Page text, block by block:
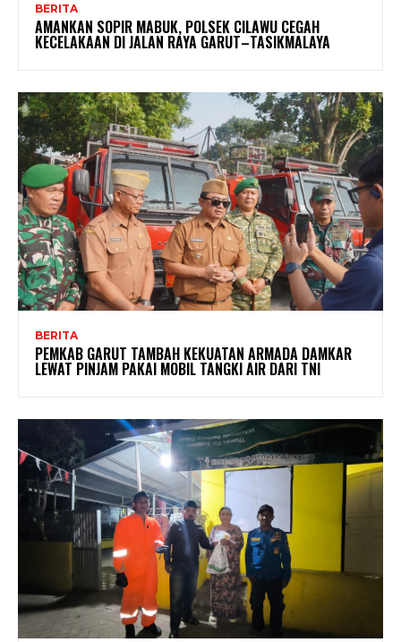
BERITA
AMANKAN SOPIR MABUK, POLSEK CILAWU CEGAH
KECELAKAAN DI JALAN RAYA GARUT–TASIKMALAYA
BERITA
PEMKAB GARUT TAMBAH KEKUATAN ARMADA DAMKAR
LEWAT PINJAM PAKAI MOBIL TANGKI AIR DARI TNI